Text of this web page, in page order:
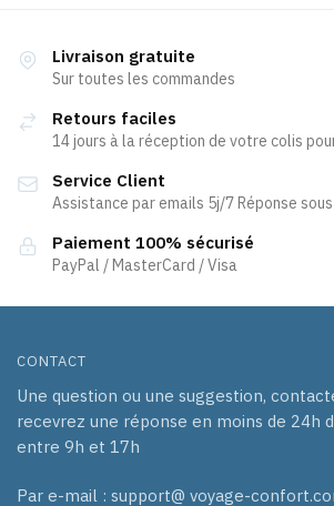
variations.
Les
peuvent
choisies
sur
la
page
Livraison gratuite
Sur toutes les commandes
Retours faciles
14 jours à la réception de votre colis
Service Client
Assistance par emails 5j/7 Réponse
Paiement 100% sécurisé
PayPal / MasterCard / Visa
CONTACT
Une question ou une suggestion,
recevrez une réponse en moins de 24h
entre 9h et 17h
Par e-mail : support@ voyage-